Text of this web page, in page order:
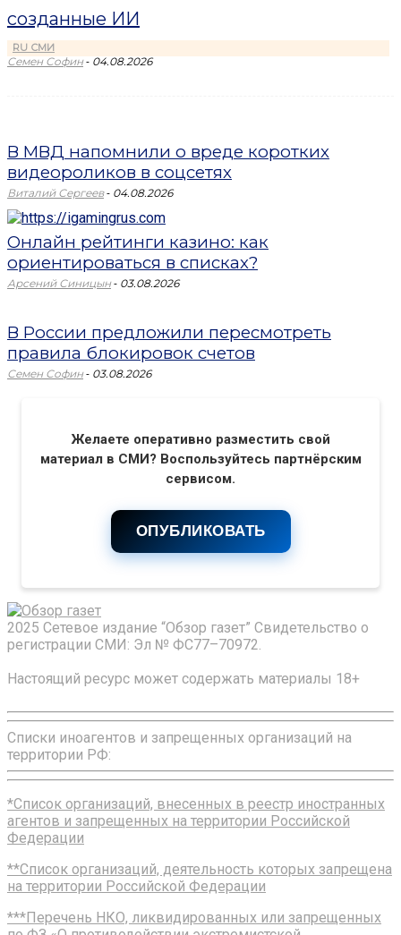
созданные ИИ
RU СМИ
Семен Софин - 04.08.2026
В МВД напомнили о вреде коротких
видеороликов в соцсетях
Виталий Сергеев - 04.08.2026
Онлайн рейтинги казино: как
ориентироваться в списках?
Арсений Синицын - 03.08.2026
В России предложили пересмотреть
правила блокировок счетов
Семен Софин - 03.08.2026
Желаете оперативно разместить свой
материал в СМИ? Воспользуйтесь партнёрским
сервисом.
ОПУБЛИКОВАТЬ
2025 Сетевое издание “Обзор газет” Свидетельство о
регистрации СМИ: Эл № ФС77–70972.
Настоящий ресурс может содержать материалы 18+
Списки иноагентов и запрещенных организаций на
территории РФ:
*Список организаций, внесенных в реестр иностранных
агентов и запрещенных на территории Российской
Федерации
**Список организаций, деятельность которых запрещена
на территории Российской Федерации
***Перечень НКО, ликвидированных или запрещенных